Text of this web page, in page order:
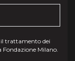
il trattamento dei
Milano.